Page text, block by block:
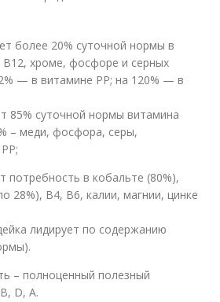
более 20% суточной нормы в
B12, хроме, фосфоре и серных
— в витамине PP; на 120% — в
85% суточной нормы витамина
– меди, фосфора, серы,
потребность в кобальте (80%),
28%), B4, B6, калии, магнии, цинке
лидирует по содержанию
– полноценный полезный
D, A.